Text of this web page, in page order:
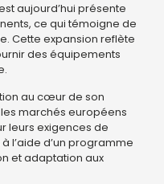
aujourd’hui présente
ce qui témoigne de
Cette expansion reflète
des équipements
au cœur de son
marchés européens
leurs exigences de
l’aide d’un programme
et adaptation aux